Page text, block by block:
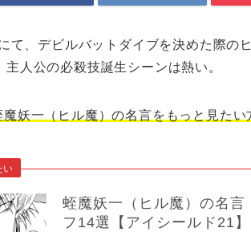
て、デビルバットダイブを決めた際の
人公の必殺技誕生シーンは熱い。
妖一（ヒル魔）の名言をもっと見た
蛭魔妖一（ヒル魔）の名言
フ14選【アイシールド21】